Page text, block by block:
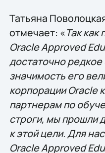
Татьяна
отмечает: «Так как
Oracle Approved
достаточно
значимость его
корпорации Oracle
партнерам по
строги, мы прошли
к этой цели. Для
Oracle Approved